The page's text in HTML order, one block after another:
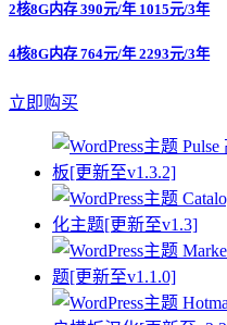
2核8G内存 390元/年 1015元/3年
4核8G内存 764元/年 2293元/3年
立即购买